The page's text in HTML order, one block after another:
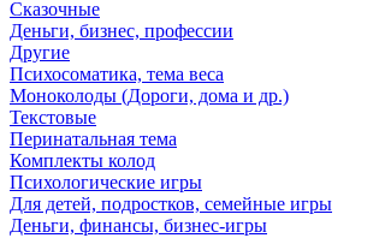
Сказочные
Деньги, бизнес, профессии
Другие
Психосоматика, тема веса
Моноколоды (Дороги, дома и др.)
Текстовые
Перинатальная тема
Комплекты колод
Психологические игры
Для детей, подростков, семейные игры
Деньги, финансы, бизнес-игры